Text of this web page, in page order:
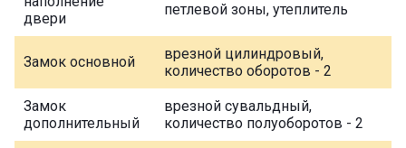
двери
петлевой зоны, утеплитель
Замок основной
врезной цилиндровый,
количество оборотов - 2
Замок
дополнительный
врезной сувальдный,
количество полуоборотов - 2